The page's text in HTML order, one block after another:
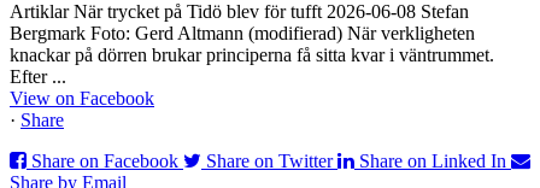
Artiklar När trycket på Tidö blev för tufft 2026-06-08 Stefan
Bergmark Foto: Gerd Altmann (modifierad) När verkligheten
knackar på dörren brukar principerna få sitta kvar i väntrummet.
Efter ...
View on Facebook
· Share
Share on Facebook
Share on Twitter
Share on Linked In
Share by Email